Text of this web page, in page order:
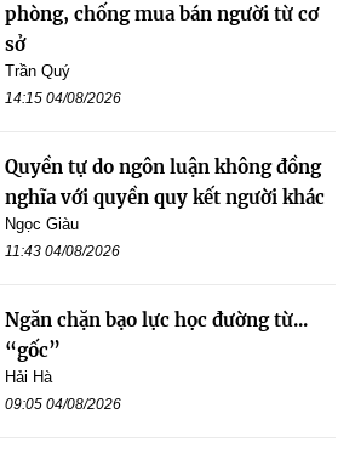
phòng, chống mua bán người từ cơ
sở
Trần Quý
14:15 04/08/2026
Quyền tự do ngôn luận không đồng
nghĩa với quyền quy kết người khác
Ngọc Giàu
11:43 04/08/2026
Ngăn chặn bạo lực học đường từ...
“gốc”
Hải Hà
09:05 04/08/2026